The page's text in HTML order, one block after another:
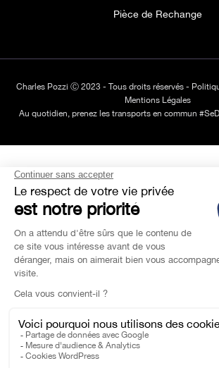
Pièce de Rechange
Charles Pozzi Ⓒ 2023 - Tous droits réservés -
Mentions Légales
Au quotidien, prenez les transports en commun